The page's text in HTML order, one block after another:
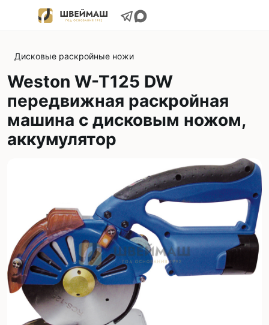
Дисковые раскройные ножи
Weston W-T125 DW
передвижная раскройная
машина с дисковым ножом,
аккумулятор